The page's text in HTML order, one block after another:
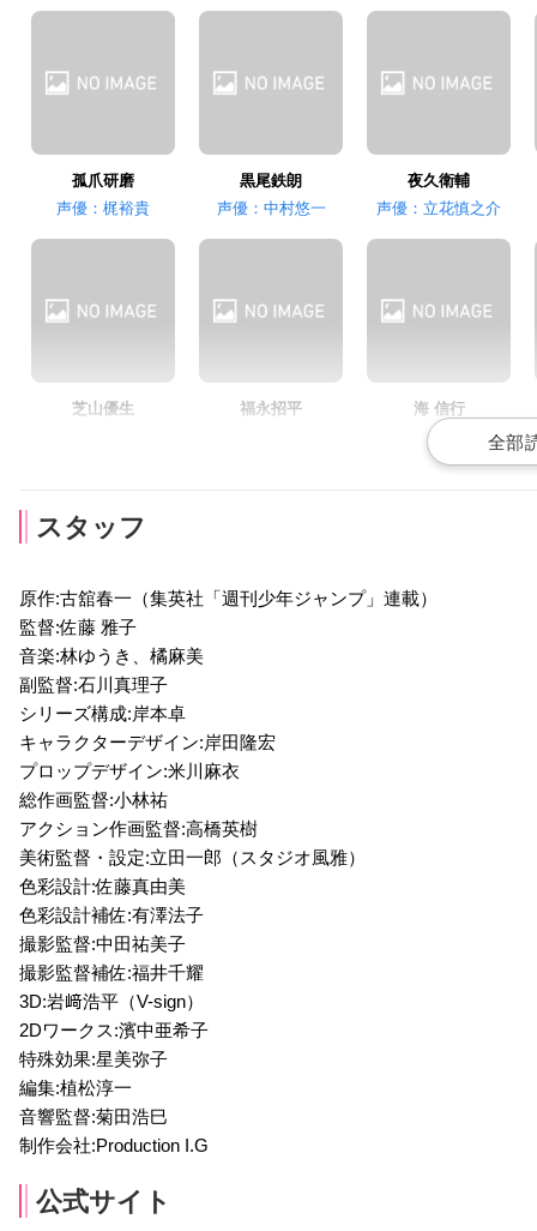
富田美憂
木村良平
逢坂良太
古賀 明
興津和幸
清水優譲
葉山昴
孤爪研磨
声優：梶裕貴
黒尾鉄朗
声優：中村悠一
夜久衛輔
声優：立花慎之介
芝山優生
福永招平
海 信行
声優：星野貴紀
山本あかね
声優：富田美憂
鷲尾辰生
声優：古賀 明
大将 優
背黒晃彦
声優：葉山昴
スタッフ
原作:古舘春一（集英社「週刊少年ジャンプ」連載）
監督:佐藤 雅子
音楽:林ゆうき、橘麻美
副監督:石川真理子
シリーズ構成:岸本卓
キャラクターデザイン:岸田隆宏
プロップデザイン:米川麻衣
総作画監督:小林祐
アクション作画監督:高橋英樹
美術監督・設定:立田一郎（スタジオ風雅）
色彩設計:佐藤真由美
色彩設計補佐:有澤法子
撮影監督:中田祐美子
撮影監督補佐:福井千耀
3D:岩﨑浩平（V-sign）
2Dワークス:濱中亜希子
特殊効果:星美弥子
編集:植松淳一
音響監督:菊田浩巳
制作会社:Production I.G
公式サイト